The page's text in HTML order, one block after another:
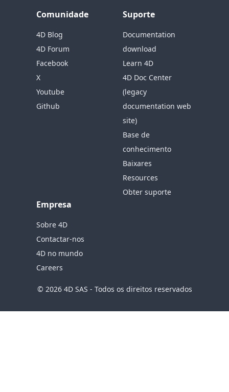
Comunidade
4D Blog
4D Forum
Facebook
X
Youtube
Github
Suporte
Documentation
download
Learn 4D
4D Doc Center
(legacy
documentation web
site)
Base de
conhecimento
Baixares
Resources
Obter suporte
Empresa
Sobre 4D
Contactar-nos
4D no mundo
Careers
© 2026 4D SAS - Todos os direitos reservados